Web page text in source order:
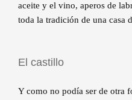
aceite y el vino, aperos de
toda la tradición de una casa
El castillo
Y como no podía ser de otra